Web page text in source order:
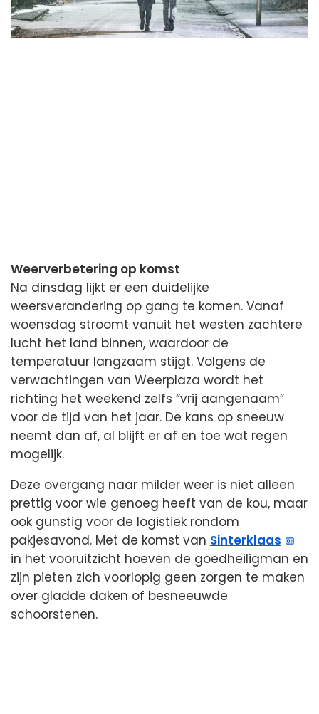
Weerverbetering op komst
Na dinsdag lijkt er een duidelijke
weersverandering op gang te komen. Vanaf
woensdag stroomt vanuit het westen zachtere
lucht het land binnen, waardoor de
temperatuur langzaam stijgt. Volgens de
verwachtingen van Weerplaza wordt het
richting het weekend zelfs “vrij aangenaam”
voor de tijd van het jaar. De kans op sneeuw
neemt dan af, al blijft er af en toe wat regen
mogelijk.
Deze overgang naar milder weer is niet alleen
prettig voor wie genoeg heeft van de kou, maar
ook gunstig voor de logistiek rondom
pakjesavond. Met de komst van Sinterklaas
in het vooruitzicht hoeven de goedheiligman en
zijn pieten zich voorlopig geen zorgen te maken
over gladde daken of besneeuwde
schoorstenen.